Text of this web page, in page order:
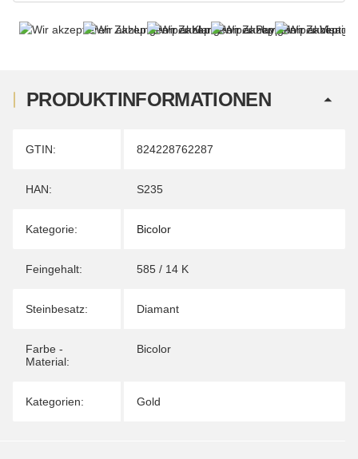
PRODUKTINFORMATIONEN
Produkteigenschaft
Wert
GTIN: 824228762287
HAN: S235
Kategorie: Bicolor
Feingehalt: 585 / 14 K
Steinbesatz: Diamant
Farbe -
Material:
Bicolor
Kategorien: Gold